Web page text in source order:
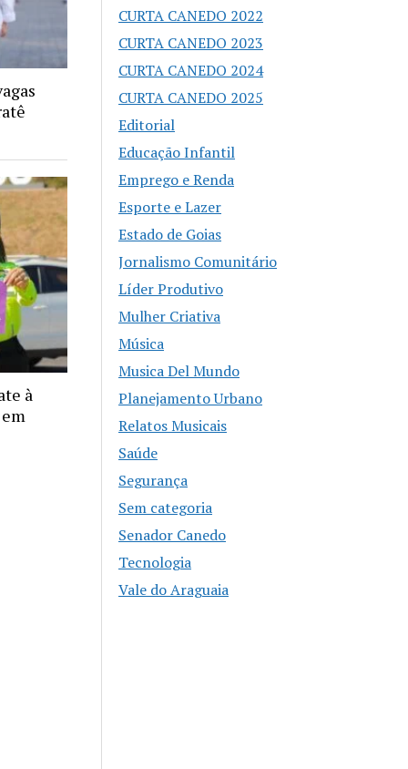
à
CURTA CANEDO 2022
CURTA CANEDO 2023
CURTA CANEDO 2024
CURTA CANEDO 2025
Editorial
Educação Infantil
Emprego e Renda
Esporte e Lazer
Estado de Goias
Jornalismo Comunitário
Líder Produtivo
Mulher Criativa
Música
Musica Del Mundo
Planejamento Urbano
Relatos Musicais
Saúde
Segurança
Sem categoria
Senador Canedo
Tecnologia
Vale do Araguaia